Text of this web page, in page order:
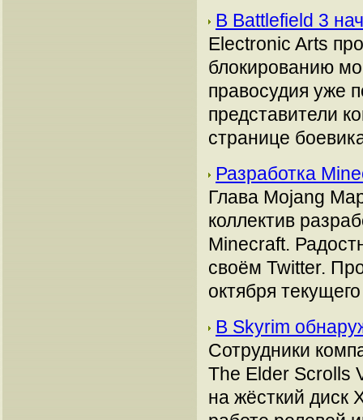
В Battlefield 3
Electronic Arts
блокированию
правосудия уже
представители
странице
Разработка
Глава Mojang
коллектив
Minecraft.
своём Twitter.
октября
В Skyrim
Сотрудники
The Elder Scrolls
на жёсткий диск